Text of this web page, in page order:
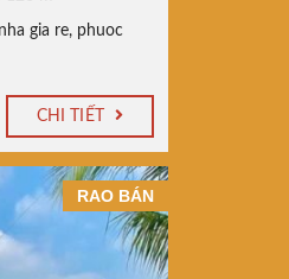
nha gia re, phuoc
CHI TIẾT
RAO BÁN